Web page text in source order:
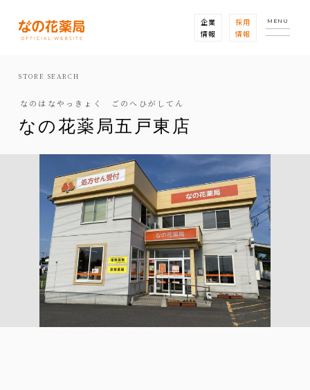
企業
情報
採用
情報
MENU
STORE SEARCH
なのはなやっきょく ごのへひがしてん
なの花薬局五戸東店